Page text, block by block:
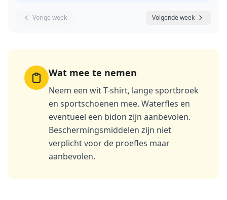
Vorige week Volgende week
Wat mee te nemen
Neem een wit T-shirt, lange sportbroek
en sportschoenen mee. Waterfles en
eventueel een bidon zijn aanbevolen.
Beschermingsmiddelen zijn niet
verplicht voor de proefles maar
aanbevolen.